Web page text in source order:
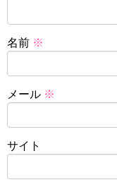
名前 ※
メール ※
サイト